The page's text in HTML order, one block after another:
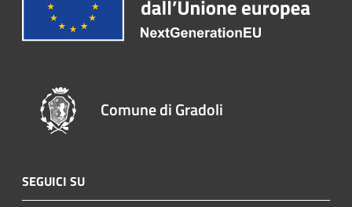
Comune di Gradoli
SEGUICI SU